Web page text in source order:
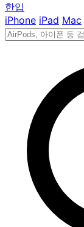
한입
iPhone iPad Mac